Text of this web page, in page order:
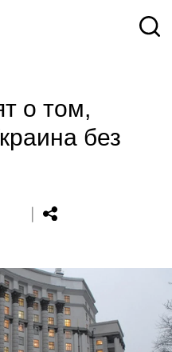
о том,
без